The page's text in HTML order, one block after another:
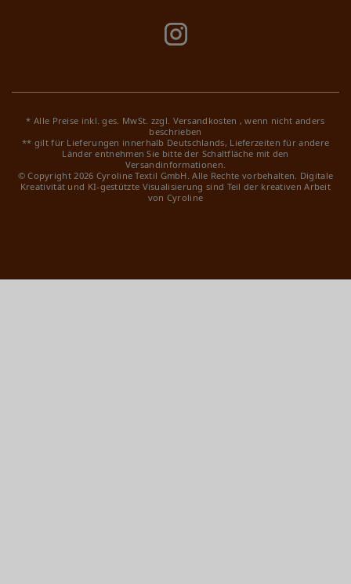
* Alle Preise inkl. ges. MwSt. zzgl. Versandkosten , wenn nicht anders
beschrieben
** gilt für Lieferungen innerhalb Deutschlands, Lieferzeiten für andere
Länder entnehmen Sie bitte der Schaltfläche mit den
Versandinformationen.
© Copyright 2026 Cyroline Textil GmbH. Alle Rechte vorbehalten. Digitale
Kreativität und KI-gestützte Visualisierung sind Teil der kreativen Arbeit
von Cyroline